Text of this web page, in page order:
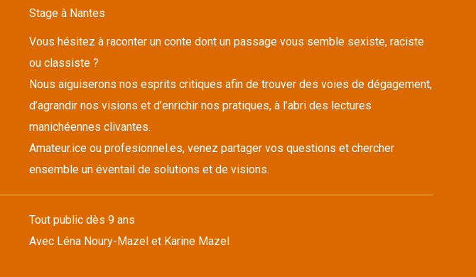
Stage à Nantes
Vous hésitez à raconter un conte dont un passage vous semble sexiste, raciste
ou classiste ?
Nous aiguiserons nos esprits critiques afin de trouver des voies de dégagement,
d’agrandir nos visions et d’enrichir nos pratiques, à l’abri des lectures
manichéennes clivantes.
Amateur.ice ou profesionnel.es, venez partager vos questions et chercher
ensemble un éventail de solutions et de visions.
Tout public dès 9 ans
Avec Léna Noury-Mazel et Karine Mazel